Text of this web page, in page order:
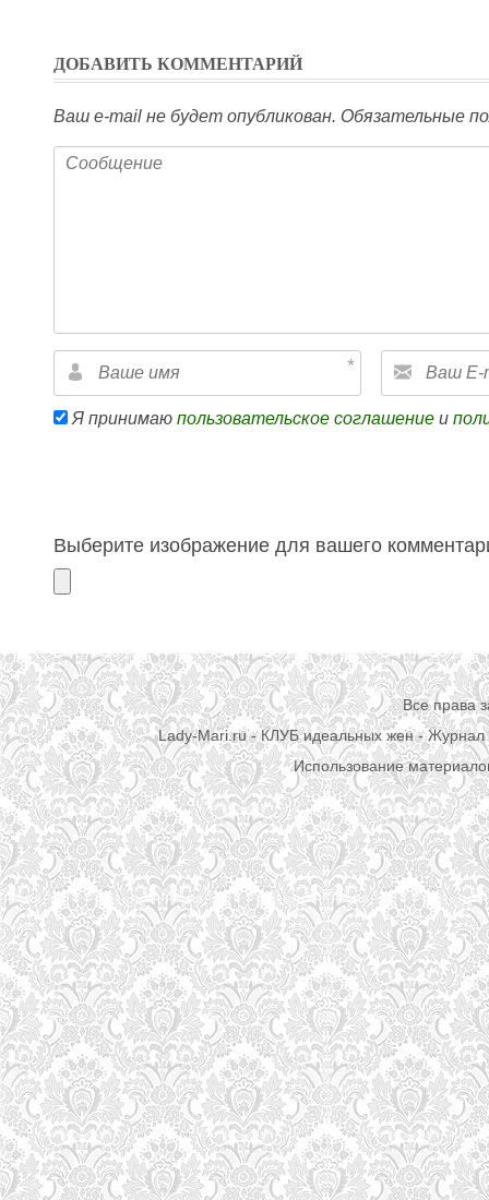
ДОБАВИТЬ КОММЕНТАРИЙ
Ваш e-mail не будет опубликован. Обязательные
Я принимаю пользовательское соглашение и
Выберите изображение для вашего
Все права
Lady-Mari.ru - КЛУБ идеальных жен - Журнал
Использование